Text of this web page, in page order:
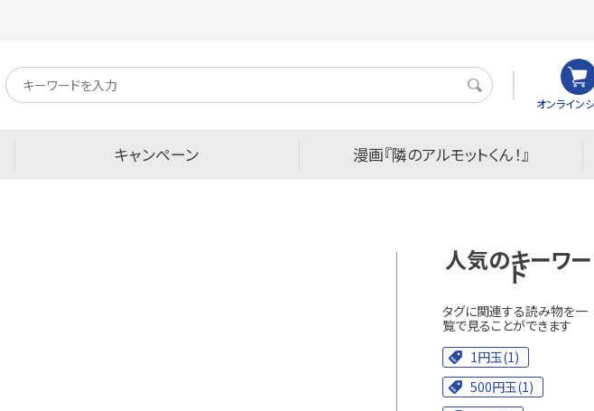
キ
ワ
検
索
オンライン
キャンペーン 漫画『隣のアルモットくん！』
人気のキーワー
ド
タグに関連する読み物を一
覧で見ることができます
1円玉(1)
500円玉(1)